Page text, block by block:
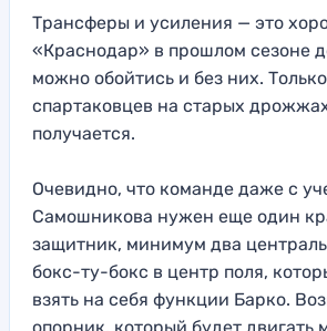
Трансферы и усиления — это
«Краснодар» в прошлом сезоне
можно обойтись и без них.
спартаковцев на старых
получается.
Очевидно, что команде даже с
Самошникова нужен еще один
защитник, минимум два
бокс-ту-бокс в центр поля,
взять на себя функции Барко.